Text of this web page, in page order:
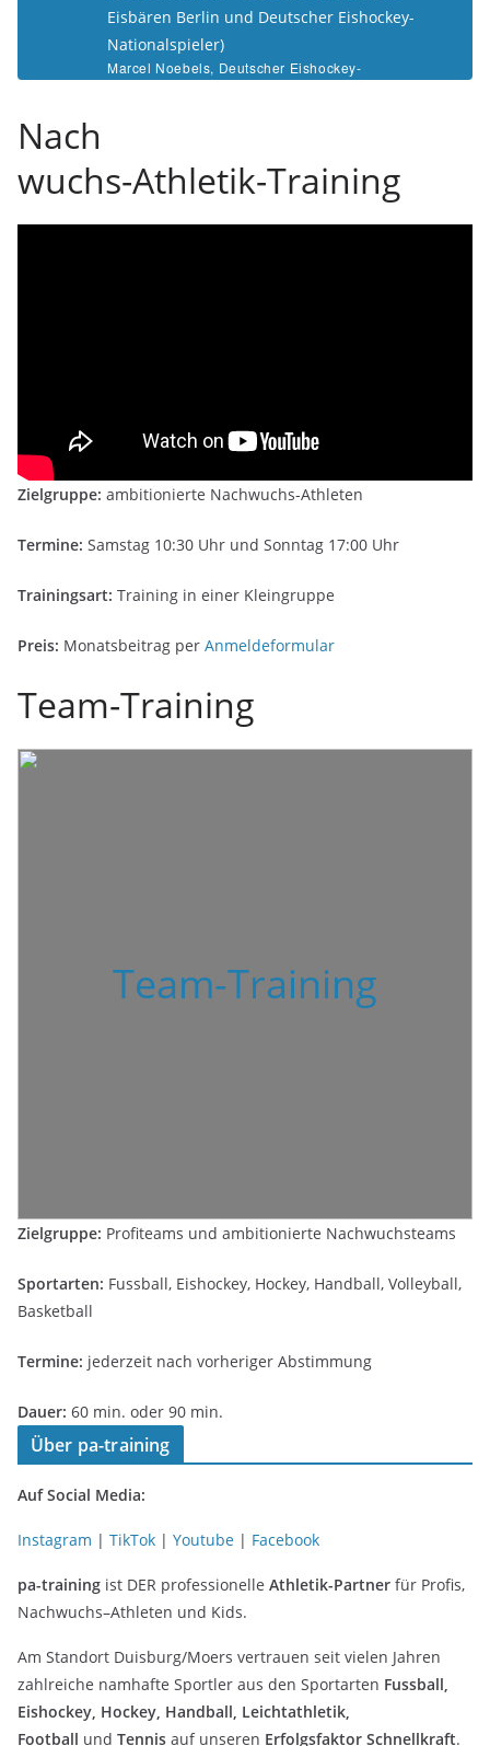
Eisbären Berlin und Deutscher Eishockey-
Nationalspieler)
Marcel Noebels, Deutscher Eishockey-
Nationalspieler und Olympia-
Nach
wuchs-Athletik-Training
Zielgruppe: ambitionierte Nachwuchs-Athleten
Termine: Samstag 10:30 Uhr und Sonntag 17:00 Uhr
Trainingsart: Training in einer Kleingruppe
Preis: Monatsbeitrag per Anmeldeformular
Team-Training
Team-Training
Zielgruppe: Profiteams und ambitionierte Nachwuchsteams
Sportarten: Fussball, Eishockey, Hockey, Handball, Volleyball,
Basketball
Termine: jederzeit nach vorheriger Abstimmung
Dauer: 60 min. oder 90 min.
Über pa-training
Auf Social Media:
Instagram | TikTok | Youtube | Facebook
pa-training ist DER professionelle Athletik-Partner für Profis,
Nachwuchs–Athleten und Kids.
Am Standort Duisburg/Moers vertrauen seit vielen Jahren
zahlreiche namhafte Sportler aus den Sportarten Fussball,
Eishockey, Hockey, Handball, Leichtathletik,
Football und Tennis auf unseren Erfolgsfaktor Schnellkraft.